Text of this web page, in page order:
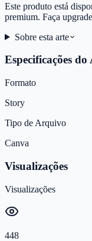
Este produto está
premium. Faça
Sobre esta arte
Especificações
Formato
Story
Tipo de Arquivo
Canva
Visualizações
Visualizações
448